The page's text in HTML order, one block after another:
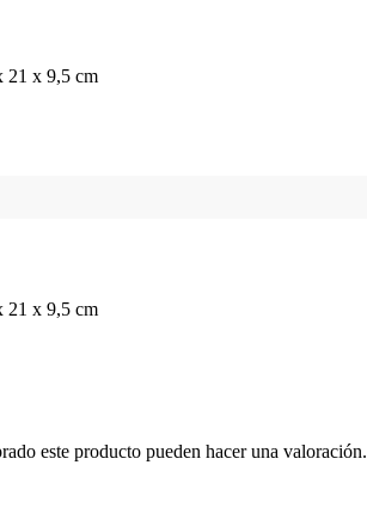
21 x 9,5 cm
21 x 9,5 cm
este producto pueden hacer una valoración.